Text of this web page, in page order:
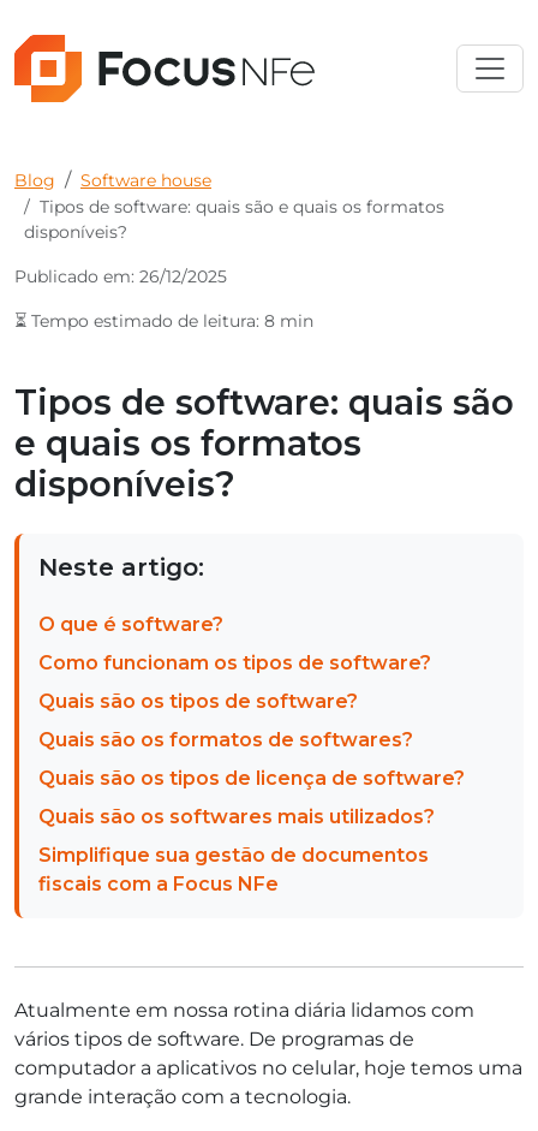
Blog
Software house
Tipos de software: quais são e quais os formatos
disponíveis?
Publicado em: 26/12/2025
⏳ Tempo estimado de leitura: 8 min
Tipos de software: quais são
e quais os formatos
disponíveis?
Neste artigo:
O que é software?
Como funcionam os tipos de software?
Quais são os tipos de software?
Quais são os formatos de softwares?
Quais são os tipos de licença de software?
Quais são os softwares mais utilizados?
Simplifique sua gestão de documentos
fiscais com a Focus NFe
Atualmente em nossa rotina diária lidamos com
vários tipos de software. De programas de
computador a aplicativos no celular, hoje temos uma
grande interação com a tecnologia.